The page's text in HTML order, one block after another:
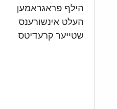
הילף פראגראמען
העלט אינשורענס
שטייער קרעדיטס